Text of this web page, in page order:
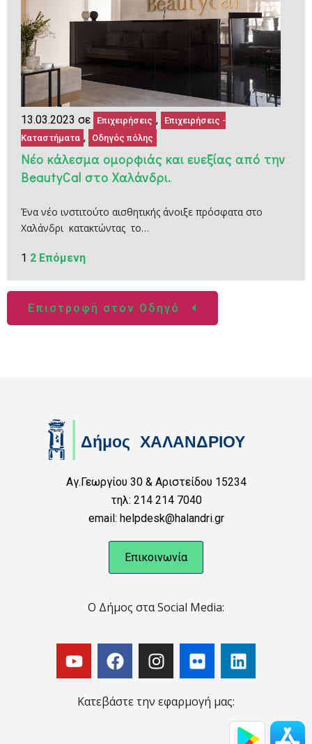
13.03.2023 σε Επιχειρήσεις ,
Επιχειρήσεις -
Καταστήματα , Οδηγός πόλης
Νέο κάλεσμα ομορφιάς και ευεξίας από την
ΒeautyCal στο Χαλάνδρι.
Ένα νέο ινστιτούτο αισθητικής άνοιξε πρόσφατα στο
Χαλάνδρι κατακτώντας το…
1 2 Επόμενη
Επιστροφή στον Οδηγό
Αγ.Γεωργίου 30 & Αριστείδου 15234
τηλ: 214 214 7040
email: helpdesk@halandri.gr
Επικοινωνία
Ο Δήμος στα Social Media:
Κατεβάστε την εφαρμογή μας: